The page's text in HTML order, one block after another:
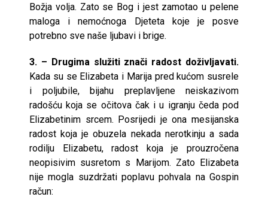
Božja volja. Zato se Bog i jest zamotao u pelene
maloga i nemoćnoga Djeteta koje je posve
potrebno sve naše ljubavi i brige.
3. – Drugima služiti znači radost doživljavati.
Kada su se Elizabeta i Marija pred kućom susrele
i poljubile, bijahu preplavljene neiskazivom
radošću koja se očitova čak i u igranju čeda pod
Elizabetinim srcem. Posrijedi je ona mesijanska
radost koja je obuzela nekada nerotkinju a sada
rodilju Elizabetu, radost koja je prouzročena
neopisivim susretom s Marijom. Zato Elizabeta
nije mogla suzdržati poplavu pohvala na Gospin
račun: